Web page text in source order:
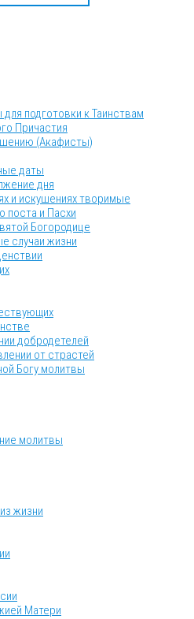
подготовки к Таинствам
Причастия
(Акафисты)
даты
дня
и искушениях творимые
поста и Пасхи
Богородице
случаи жизни
добродетелей
от страстей
Богу молитвы
молитвы
жизни
Матери